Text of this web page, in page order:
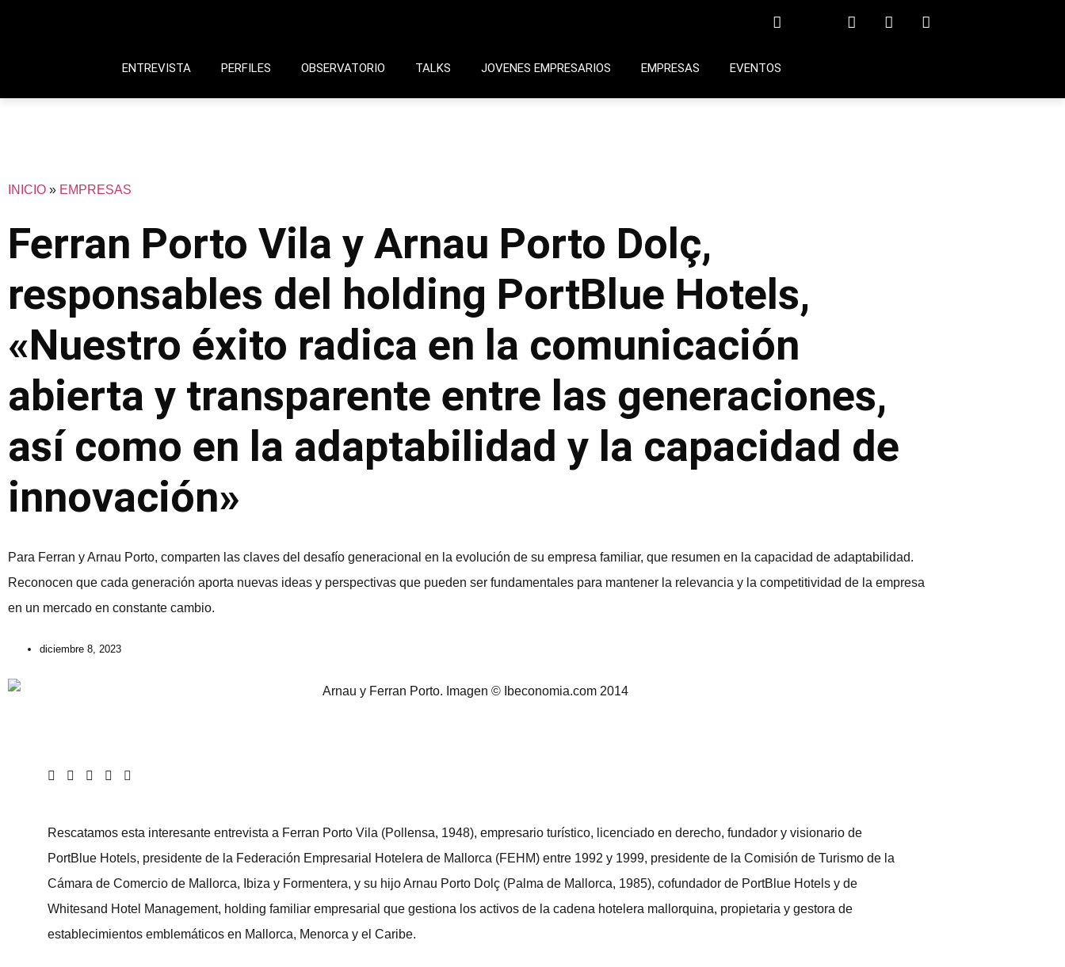
ENTREVISTA PERFILES OBSERVATORIO TALKS JOVENES EMPRESARIOS EMPRESAS EVENTOS
INICIO » EMPRESAS
Ferran Porto Vila y Arnau Porto Dolç,
responsables del holding PortBlue Hotels,
«Nuestro éxito radica en la comunicación
abierta y transparente entre las generaciones,
así como en la adaptabilidad y la capacidad de
innovación»
Para Ferran y Arnau Porto, comparten las claves del desafío generacional en la evolución de su empresa familiar, que resumen en la capacidad de adaptabilidad.
Reconocen que cada generación aporta nuevas ideas y perspectivas que pueden ser fundamentales para mantener la relevancia y la competitividad de la empresa
en un mercado en constante cambio.
diciembre 8, 2023
Rescatamos esta interesante entrevista a Ferran Porto Vila (Pollensa, 1948), empresario turístico, licenciado en derecho, fundador y visionario de
PortBlue Hotels, presidente de la Federación Empresarial Hotelera de Mallorca (FEHM) entre 1992 y 1999, presidente de la Comisión de Turismo de la
Cámara de Comercio de Mallorca, Ibiza y Formentera, y su hijo Arnau Porto Dolç (Palma de Mallorca, 1985), cofundador de PortBlue Hotels y de
Whitesand Hotel Management, holding familiar empresarial que gestiona los activos de la cadena hotelera mallorquina, propietaria y gestora de
establecimientos emblemáticos en Mallorca, Menorca y el Caribe.